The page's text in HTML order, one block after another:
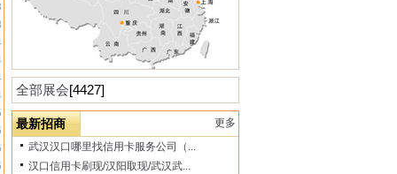
全部展会[4427]
最新招商
更多
武汉汉口哪里找信用卡服务公司（...
汉口信用卡刷现/汉阳取现/武汉武...